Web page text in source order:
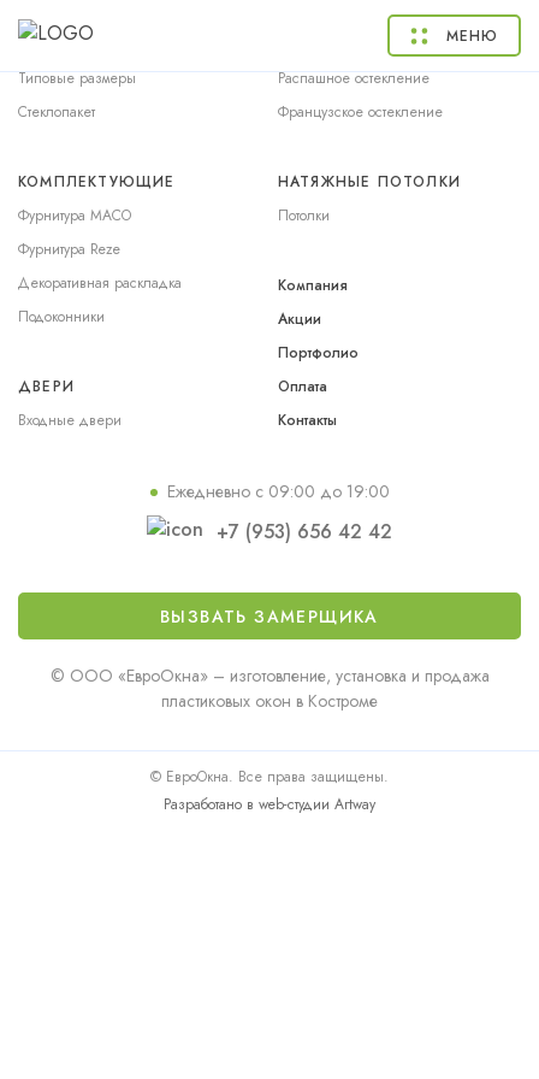
МЕНЮ
Окна ПВХ
Типовые размеры
Стеклопакет
Раздвижное остекление
Распашное остекление
Французское остекление
КОМПЛЕКТУЮЩИЕ
Фурнитура MACO
Фурнитура Reze
Декоративная раскладка
Подоконники
ДВЕРИ
Входные двери
НАТЯЖНЫЕ ПОТОЛКИ
Потолки
Компания
Акции
Портфолио
Оплата
Контакты
© ООО «ЕвроОкна» – изготовление, установка и продажа
пластиковых окон в Костроме
Ежедневно с 09:00 до 19:00
ВЫЗВАТЬ ЗАМЕРЩИКА
+7 (953) 656 42 42
© ЕвроОкна. Все права защищены.
Разработано в web-студии Artway